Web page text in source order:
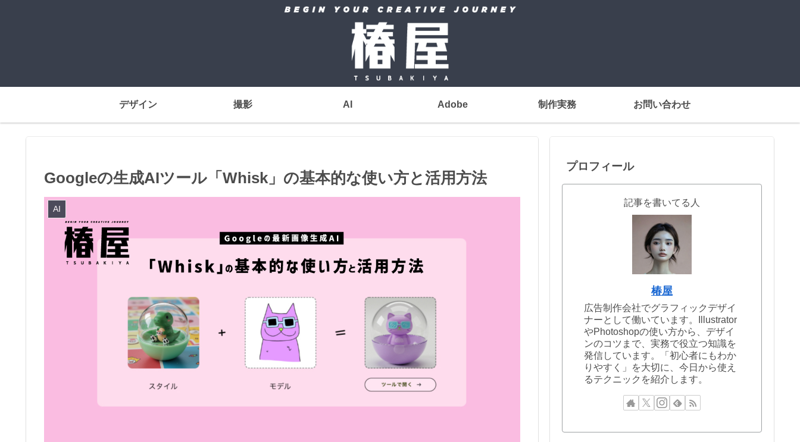
デザイン 撮影 AI Adobe 制作実務 お問い合わせ
Googleの生成AIツール「Whisk」の基本的な使い方と活用方法
AI
プロフィール
記事を書いてる人
椿屋
広告制作会社でグラフィックデザイ
ナーとして働いています。Illustrator
やPhotoshopの使い方から、デザイ
ンのコツまで、実務で役立つ知識を
発信しています。「初心者にもわか
りやすく」を大切に、今日から使え
るテクニックを紹介します。